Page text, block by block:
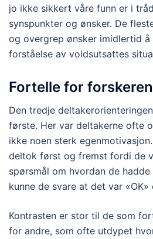
jo ikke sikkert våre funn er i
synspunkter og ønsker. De
og overgrep ønsker imidlertid
forståelse av voldsutsattes
Fortelle for forskeren
Den tredje
første. Her var deltakerne ofte
ikke noen sterk
deltok først og fremst fordi de
spørsmål om hvordan de
kunne de svare at det var
Kontrasten er stor til de som
for andre, som ofte utdypet